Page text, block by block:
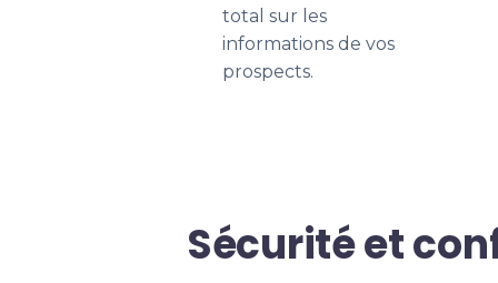
total sur les
informations de vos
prospects.
Sécurité et